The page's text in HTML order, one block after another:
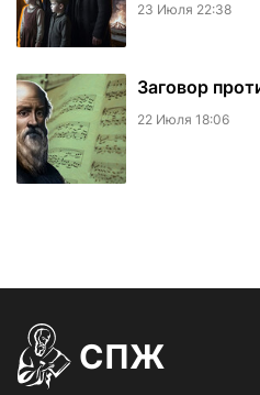
23 Июля 22:38
Заговор
22 Июля 18:06
СПЖ